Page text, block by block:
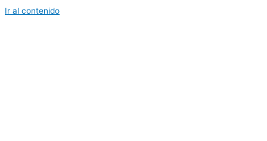
Ir al contenido